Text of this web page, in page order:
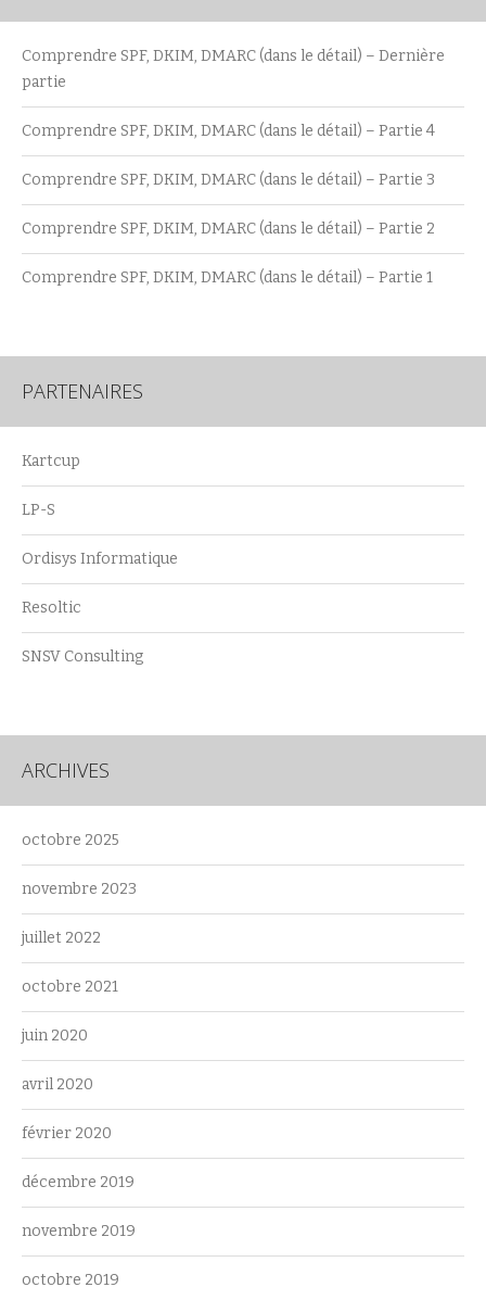
Comprendre SPF, DKIM, DMARC (dans le détail) – Dernière
partie
Comprendre SPF, DKIM, DMARC (dans le détail) – Partie 4
Comprendre SPF, DKIM, DMARC (dans le détail) – Partie 3
Comprendre SPF, DKIM, DMARC (dans le détail) – Partie 2
Comprendre SPF, DKIM, DMARC (dans le détail) – Partie 1
PARTENAIRES
Kartcup
LP-S
Ordisys Informatique
Resoltic
SNSV Consulting
ARCHIVES
octobre 2025
novembre 2023
juillet 2022
octobre 2021
juin 2020
avril 2020
février 2020
décembre 2019
novembre 2019
octobre 2019